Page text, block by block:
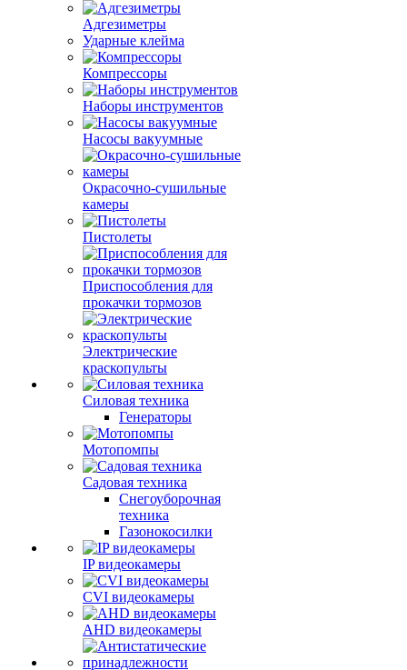
Адгезиметры
Ударные клейма
Компрессоры
Наборы инструментов
Насосы вакуумные
Окрасочно-сушильные
камеры
Пистолеты
Приспособления для
прокачки тормозов
Электрические
краскопульты
Силовая техника
Генераторы
Мотопомпы
Садовая техника
Снегоуборочная
техника
Газонокосилки
IP видеокамеры
CVI видеокамеры
AHD видеокамеры